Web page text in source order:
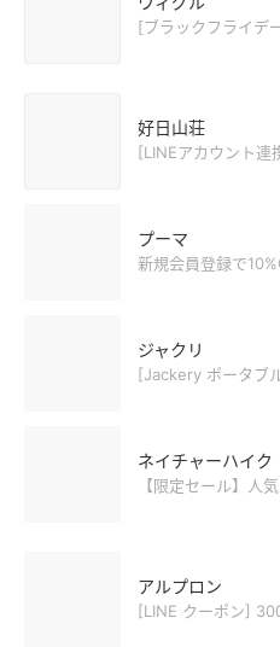
[ブラックフライデ
好日山荘
[LINEアカウント
プーマ
新規会員登録で
ジャクリ
ネイチャーハイク
アルプロン
[LINE クーポン]